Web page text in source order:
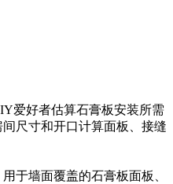
爱好者估算石膏板安装所需
尺寸和开口计算面板、接缝
于墙面覆盖的石膏板面板、